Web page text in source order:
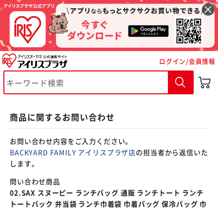
ログイン/会員情報
商品に関するお問い合わせ
お問い合わせ内容をご入力ください。
BACKYARD FAMILY アイリスプラザ店の担当者から返信いた
します。
問い合わせ商品
02.SAX スヌーピー ランチバッグ 通販 ランチトート ランチ
トートバック 弁当袋 ランチ巾着袋 巾着バッグ 保冷バッグ 巾
※ご確認ください
カートに入れる